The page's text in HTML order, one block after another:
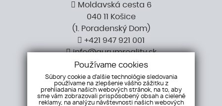
Moldavská cesta 6
040 11 Košice
​​​​​​​(1. Poradenský Dom)
+421 947 921 001
info@aurumreality.sk
Používame cookies
Súbory cookie a ďalšie technológie sledovania
používame na zlepšenie vášho zážitku z
prehliadania našich webových stránok, na to, aby
sme vám zobrazovali prispôsobený obsah a cielené
reklamy, na analýzu návštevnosti našich webových